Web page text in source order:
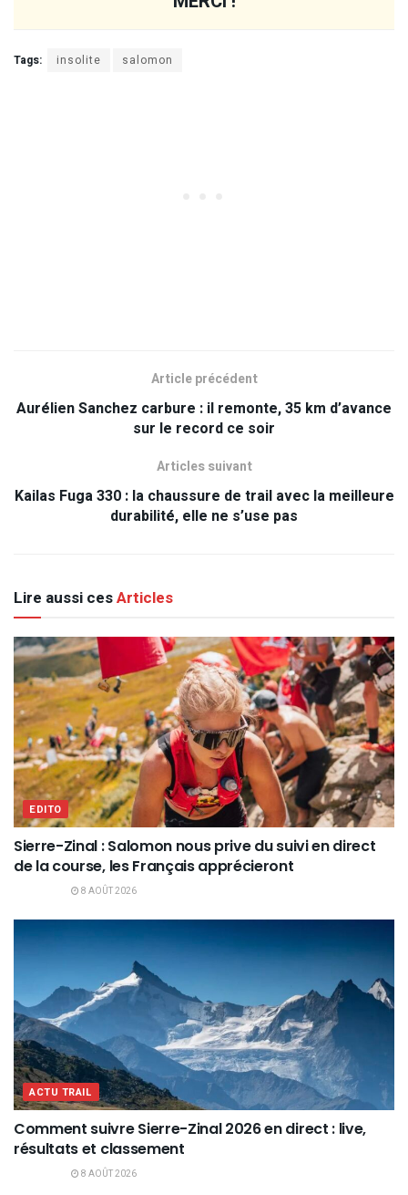
Tags: insolite salomon
Article précédent
Aurélien Sanchez carbure : il remonte, 35 km d’avance
sur le record ce soir
Articles suivant
Kailas Fuga 330 : la chaussure de trail avec la meilleure
durabilité, elle ne s’use pas
Lire aussi cesArticles
EDITO
Sierre-Zinal : Salomon nous prive du suivi en direct
de la course, les Français apprécieront
8 AOÛT 2026
ACTU TRAIL
Comment suivre Sierre-Zinal 2026 en direct : live,
résultats et classement
8 AOÛT 2026